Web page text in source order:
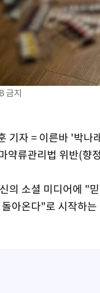
금지
기자 = 이른바 '박나
약류관리법 위반(향
의 소셜 미디어에 "
아온다"로 시작하